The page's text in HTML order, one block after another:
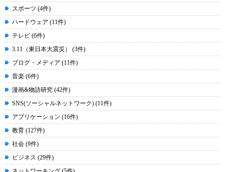
スポーツ (4件)
ハードウェア (11件)
テレビ (6件)
3.11（東日本大震災） (3件)
ブログ・メディア (11件)
音楽 (6件)
漫画&物語研究 (42件)
SNS(ソーシャルネットワーク) (11件)
アプリケーション (16件)
教育 (127件)
社会 (9件)
ビジネス (29件)